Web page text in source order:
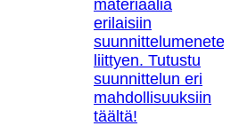
materiaalia
erilaisiin
liittyen. Tutustu
suunnittelun eri
mahdollisuuksiin
täältä!